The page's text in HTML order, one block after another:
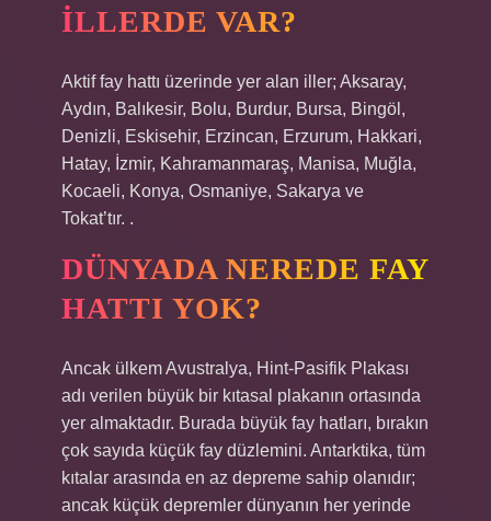
ILLERDE VAR?
Aktif fay hattı üzerinde yer alan iller; Aksaray,
Aydın, Balıkesir, Bolu, Burdur, Bursa, Bingöl,
Denizli, Eskisehir, Erzincan, Erzurum, Hakkari,
Hatay, İzmir, Kahramanmaraş, Manisa, Muğla,
Kocaeli, Konya, Osmaniye, Sakarya ve
Tokat’tır. .
DÜNYADA NEREDE FAY
HATTI YOK?
Ancak ülkem Avustralya, Hint-Pasifik Plakası
adı verilen büyük bir kıtasal plakanın ortasında
yer almaktadır. Burada büyük fay hatları, bırakın
çok sayıda küçük fay düzlemini. Antarktika, tüm
kıtalar arasında en az depreme sahip olanıdır;
ancak küçük depremler dünyanın her yerinde